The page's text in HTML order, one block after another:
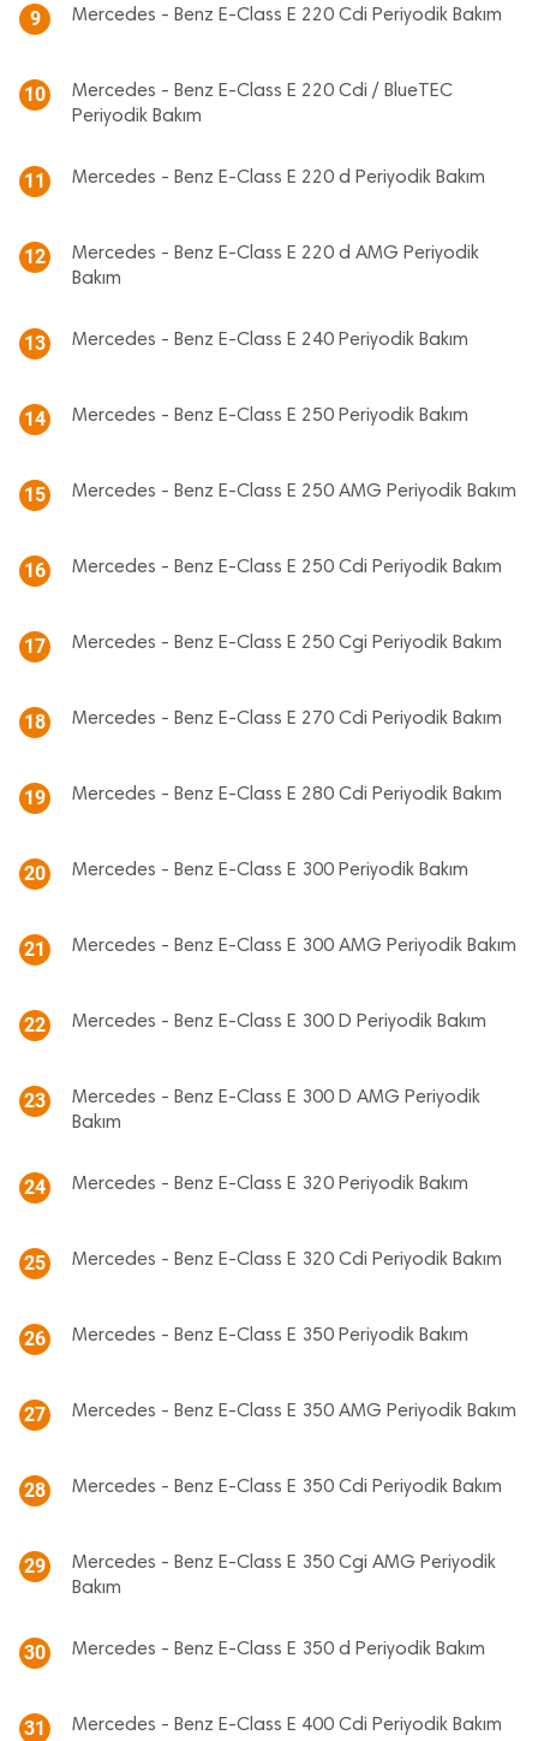
9 Mercedes - Benz E-Class E 220 Cdi Periyodik Bakım
10
Mercedes - Benz E-Class E 220 Cdi / BlueTEC
Periyodik Bakım
11 Mercedes - Benz E-Class E 220 d Periyodik Bakım
12
Mercedes - Benz E-Class E 220 d AMG Periyodik
Bakım
13 Mercedes - Benz E-Class E 240 Periyodik Bakım
14 Mercedes - Benz E-Class E 250 Periyodik Bakım
15 Mercedes - Benz E-Class E 250 AMG Periyodik Bakım
16 Mercedes - Benz E-Class E 250 Cdi Periyodik Bakım
17 Mercedes - Benz E-Class E 250 Cgi Periyodik Bakım
18 Mercedes - Benz E-Class E 270 Cdi Periyodik Bakım
19 Mercedes - Benz E-Class E 280 Cdi Periyodik Bakım
20 Mercedes - Benz E-Class E 300 Periyodik Bakım
21 Mercedes - Benz E-Class E 300 AMG Periyodik Bakım
22 Mercedes - Benz E-Class E 300 D Periyodik Bakım
23
Mercedes - Benz E-Class E 300 D AMG Periyodik
Bakım
24 Mercedes - Benz E-Class E 320 Periyodik Bakım
25 Mercedes - Benz E-Class E 320 Cdi Periyodik Bakım
26 Mercedes - Benz E-Class E 350 Periyodik Bakım
27 Mercedes - Benz E-Class E 350 AMG Periyodik Bakım
28 Mercedes - Benz E-Class E 350 Cdi Periyodik Bakım
29
Mercedes - Benz E-Class E 350 Cgi AMG Periyodik
Bakım
30 Mercedes - Benz E-Class E 350 d Periyodik Bakım
31 Mercedes - Benz E-Class E 400 Cdi Periyodik Bakım